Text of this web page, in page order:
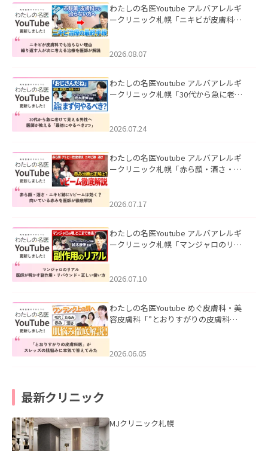
わたしの名医Youtube アルバアレルギ
ークリニック札幌「ニキビが皮膚科で
ました。
2026.08.07
わたしの名医Youtube アルバアレルギ
ークリニック札幌「30代から急に老け
た。
2026.07.24
わたしの名医Youtube アルバアレルギ
ークリニック札幌「赤ら顔・酒さ・ニ
した。
2026.07.17
わたしの名医Youtube アルバアレルギ
ークリニック札幌「マンジャロのリア
た。
2026.07.10
わたしの名医Youtube めぐ皮膚科・美
容皮膚科「”とおりすがりの皮膚科
2026.06.05
最新クリニック
MJクリニック札幌